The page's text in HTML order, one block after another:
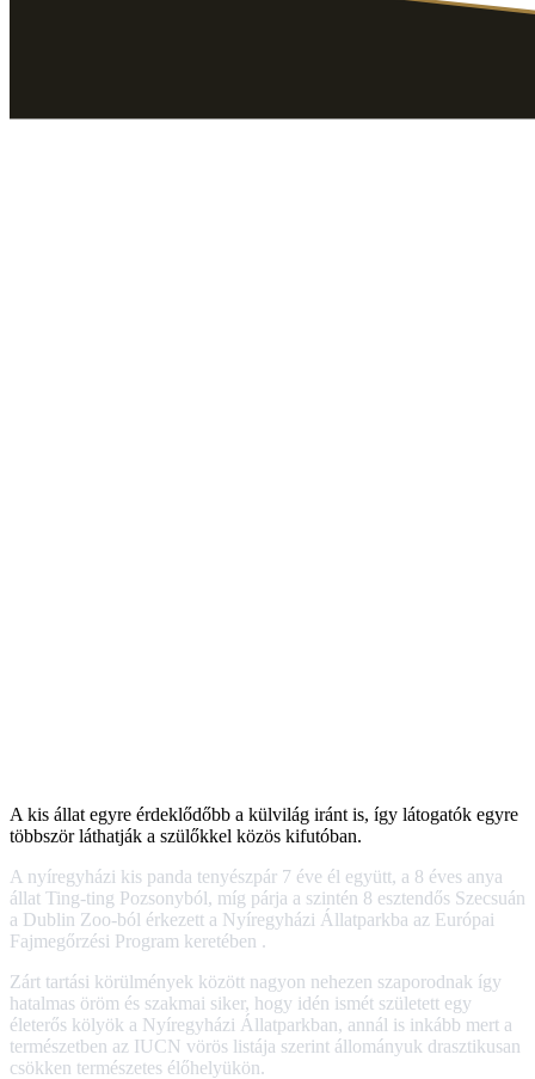
A kis állat egyre érdeklődőbb a külvilág iránt is, így látogatók egyre
többször láthatják a szülőkkel közös kifutóban.
A nyíregyházi kis panda tenyészpár 7 éve él együtt, a 8 éves anya
állat Ting-ting Pozsonyból, míg párja a szintén 8 esztendős Szecsuán
a Dublin Zoo-ból érkezett a Nyíregyházi Állatparkba az Európai
Fajmegőrzési Program keretében .
Zárt tartási körülmények között nagyon nehezen szaporodnak így
hatalmas öröm és szakmai siker, hogy idén ismét született egy
életerős kölyök a Nyíregyházi Állatparkban, annál is inkább mert a
természetben az IUCN vörös listája szerint állományuk drasztikusan
csökken természetes élőhelyükön.